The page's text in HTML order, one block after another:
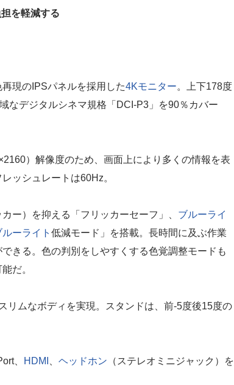
を軽減する
現のIPSパネルを採用した4Kモニター。上下178度
なデジタルシネマ規格「DCI-P3」を90％カバー
）解像度のため、画面上により多くの情報を表
ッシュレートは60Hz。
ー）を抑える「フリッカーセーフ」、 ブルーライ
ルーライト 低減モード」を搭載。長時間に及ぶ作業
きる。色の判別をしやすくする色覚調整モードも
だ。
リムなボディを実現。スタンドは、前-5度後15度の
、 HDMI ヘッドホン （ステレオミニジャック）を